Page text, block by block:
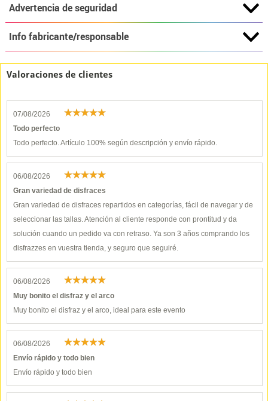
Advertencia de seguridad
Info fabricante/responsable
Valoraciones de clientes
07/08/2026
Todo perfecto
Todo perfecto. Artículo 100% según descripción y envío rápido.
06/08/2026
Gran variedad de disfraces
Gran variedad de disfraces repartidos en categorías, fácil de navegar y de
seleccionar las tallas. Atención al cliente responde con prontitud y da
solución cuando un pedido va con retraso. Ya son 3 años comprando los
disfrazzes en vuestra tienda, y seguro que seguiré.
06/08/2026
Muy bonito el disfraz y el arco
Muy bonito el disfraz y el arco, ideal para este evento
06/08/2026
Envío rápido y todo bien
Envío rápido y todo bien